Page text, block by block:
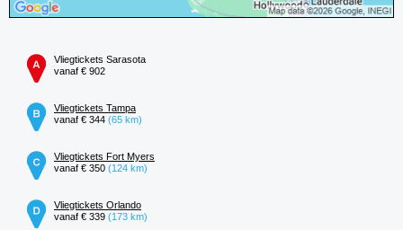
Vliegtickets Sarasota
vanaf € 902
Vliegtickets Tampa
vanaf € 344 (65 km)
Vliegtickets Fort Myers
vanaf € 350 (124 km)
Vliegtickets Orlando
vanaf € 339 (173 km)